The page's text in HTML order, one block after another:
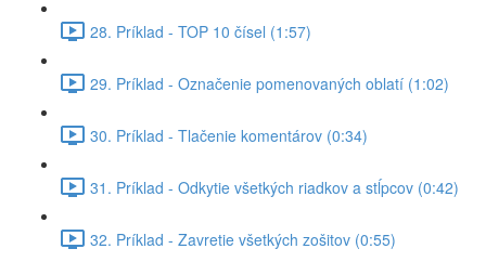
28. Príklad - TOP 10 čísel (1:57)
29. Príklad - Označenie pomenovaných oblatí (1:02)
30. Príklad - Tlačenie komentárov (0:34)
31. Príklad - Odkytie všetkých riadkov a stĺpcov (0:42)
32. Príklad - Zavretie všetkých zošitov (0:55)